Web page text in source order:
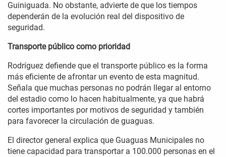
Guiniguada. No obstante, advierte de que los tiempos
dependerán de la evolución real del dispositivo de
seguridad.
Transporte público como prioridad
Rodríguez defiende que el transporte público es la forma
más eficiente de afrontar un evento de esta magnitud.
Señala que muchas personas no podrán llegar al entorno
del estadio como lo hacen habitualmente, ya que habrá
cortes importantes por motivos de seguridad y también
para favorecer la circulación de guaguas.
El director general explica que Guaguas Municipales no
tiene capacidad para transportar a 100.000 personas en el